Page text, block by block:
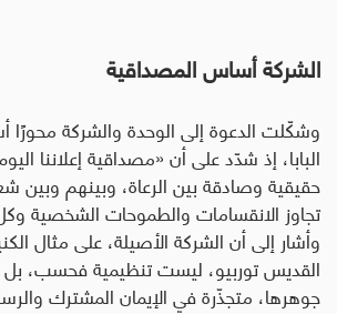
الشركة أساس المصداقية
وشكّلت الدعوة إلى الوحدة والشركة محورًا
البابا، إذ شدّد على أن «مصداقية إعلاننا
حقيقية وصادقة بين الرعاة، وبينهم وبين
تجاوز الانقسامات والطموحات الشخصية
وأشار إلى أن الشركة الأصيلة، على مثال
القديس توربيو، ليست تنظيمية فحسب،
جوهرها، متجذّرة في الإيمان المشترك